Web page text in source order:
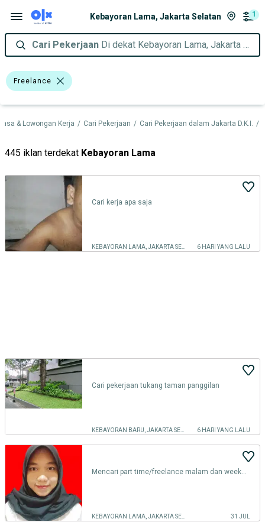
Kebayoran Lama, Jakarta Selatan 1
Cari Pekerjaan Di dekat Kebayoran Lama, Jakarta Selatan
Freelance
& Lowongan Kerja / Cari Pekerjaan / Cari Pekerjaan dalam Jakarta D.K.I. /
445 iklan terdekat Kebayoran Lama
Cari kerja apa saja
6 HARI YANG LALU
Cari pekerjaan tukang taman panggilan
6 HARI YANG LALU
Mencari part time/freelance malam dan weekend
31 JUL